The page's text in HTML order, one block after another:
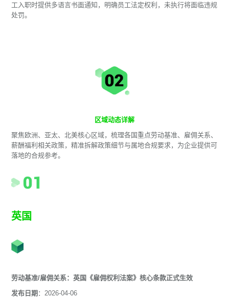
工入职时提供多语言书面通知，明确员工法定权利，未执行将面临违规
处罚。
区域动态详解
聚焦欧洲、亚太、北美核心区域，梳理各国重点劳动基准、雇佣关系、
薪酬福利相关政策，精准拆解政策细节与属地合规要求，为企业提供可
落地的合规参考。
英国
劳动基准/雇佣关系：英国《雇佣权利法案》核心条款正式生效
发布日期 ：2026-04-06